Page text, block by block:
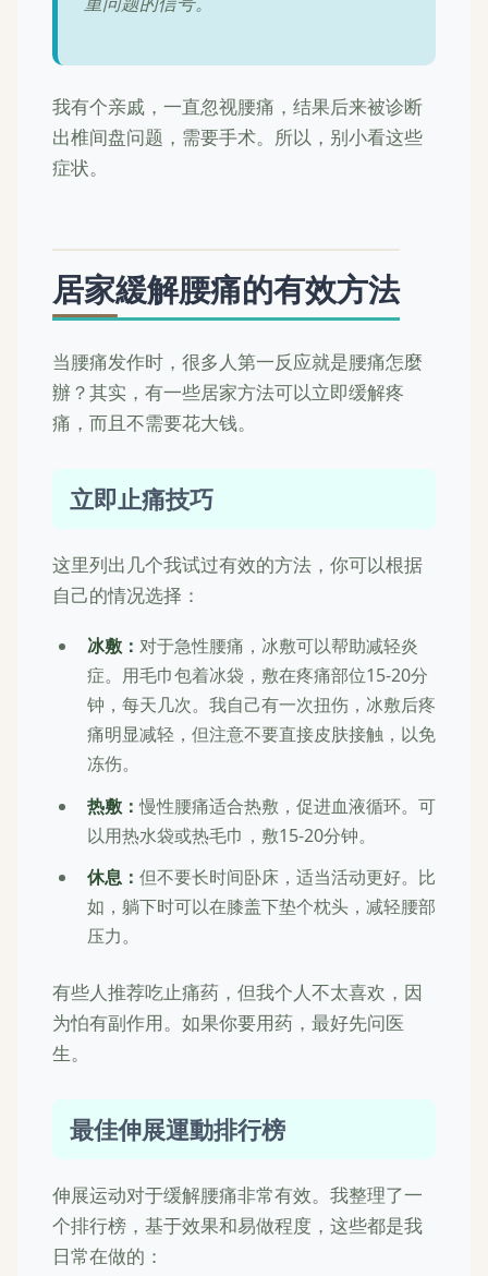
我有个亲戚，一直忽视腰痛，结果后来被诊断
出椎间盘问题，需要手术。所以，别小看这些
症状。
居家緩解腰痛的有效方法
当腰痛发作时，很多人第一反应就是腰痛怎麼
辦？其实，有一些居家方法可以立即缓解疼
痛，而且不需要花大钱。
立即止痛技巧
这里列出几个我试过有效的方法，你可以根据
自己的情况选择：
冰敷： 对于急性腰痛，冰敷可以帮助减轻炎
症。用毛巾包着冰袋，敷在疼痛部位15-20分
钟，每天几次。我自己有一次扭伤，冰敷后疼
痛明显减轻，但注意不要直接皮肤接触，以免
冻伤。
热敷：慢性腰痛适合热敷，促进血液循环。可
以用热水袋或热毛巾，敷15-20分钟。
休息： 但不要长时间卧床，适当活动更好。比
如，躺下时可以在膝盖下垫个枕头，减轻腰部
压力。
有些人推荐吃止痛药，但我个人不太喜欢，因
为怕有副作用。如果你要用药，最好先问医
生。
最佳伸展運動排行榜
伸展运动对于缓解腰痛非常有效。我整理了一
个排行榜，基于效果和易做程度，这些都是我
日常在做的：